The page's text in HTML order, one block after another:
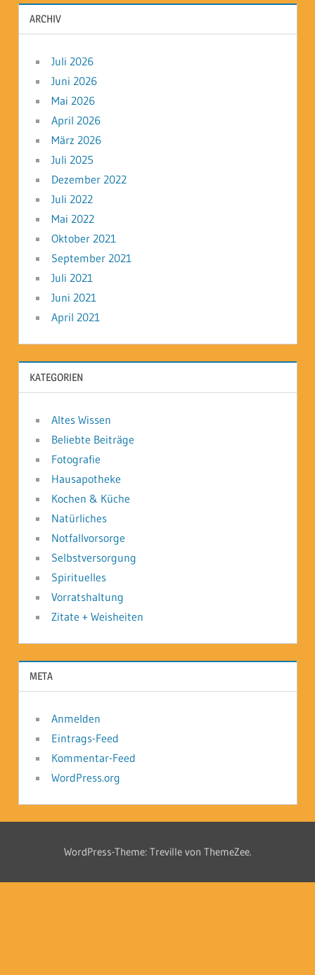
ARCHIV
Juli 2026
Juni 2026
Mai 2026
April 2026
März 2026
Juli 2025
Dezember 2022
Juli 2022
Mai 2022
Oktober 2021
September 2021
Juli 2021
Juni 2021
April 2021
KATEGORIEN
Altes Wissen
Beliebte Beiträge
Fotografie
Hausapotheke
Kochen & Küche
Natürliches
Notfallvorsorge
Selbstversorgung
Spirituelles
Vorratshaltung
Zitate + Weisheiten
META
Anmelden
Eintrags-Feed
Kommentar-Feed
WordPress.org
WordPress-Theme: Treville von ThemeZee.